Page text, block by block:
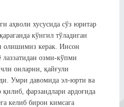
аҳволи хусусида сўз юритар
кўнгил тўладиган
олишимиз керак. Инсон
лаззатидан озми-кўпми
онларни, қайғули
Умри давомида эл-юрти ва
фарзандлари ардоғида
келиб бирон кимсага